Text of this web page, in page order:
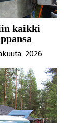
kaikki
2026